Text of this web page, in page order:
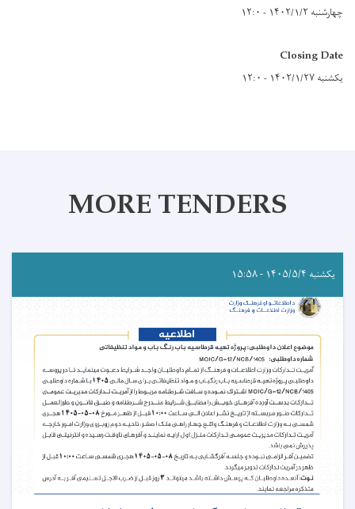
چهارشنبه ۱۴۰۲/۱/۲ - ۱۲:۰
Closing Date
یکشنبه ۱۴۰۲/۱/۲۷ - ۱۲:۰
MORE TENDERS
یکشنبه ۱۴۰۵/۵/۴ - ۱۵:۵۸